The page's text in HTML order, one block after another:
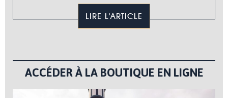
LIRE L'ARTICLE
ACCÉDER À LA BOUTIQUE EN LIGNE